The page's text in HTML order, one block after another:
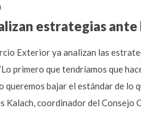
estrategias
Exterior ya analizan las
primero que tendríamos que
bajar el estándar de lo
Kalach, coordinador del